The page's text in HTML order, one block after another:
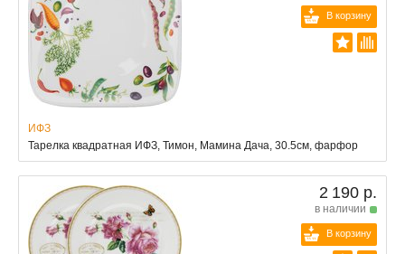
В корзину
ИФЗ
Тарелка квадратная ИФЗ, Тимон, Мамина Дача, 30.5см, фарфор
2 190 р.
в наличии
В корзину